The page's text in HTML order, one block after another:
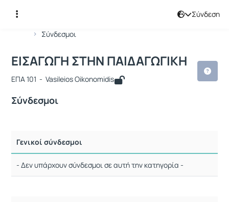
Σύνδεση
Σύνδεσμοι
Μάθημα : ΕΙΣΑΓΩΓΗ ΣΤΗΝ
Κωδικός : 133
ΕΙΣΑΓΩΓΗ ΣΤΗΝ ΠΑΙΔΑΓΩΓΙΚΗ
ΕΠΑ 101 - Vasileios Oikonomidis
Σύνδεσμοι
Γενικοί σύνδεσμοι
- Δεν υπάρχουν σύνδεσμοι σε αυτή την κατηγορία -